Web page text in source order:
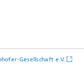
Gesellschaft e.V.